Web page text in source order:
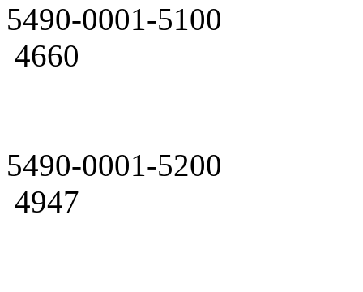
5490-0001-5100
4660
5490-0001-5200
4947